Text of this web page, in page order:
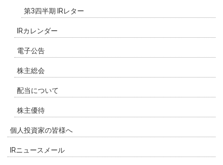
第3四半期 IRレター
IRカレンダー
電子公告
株主総会
配当について
株主優待
個人投資家の皆様へ
IRニュースメール